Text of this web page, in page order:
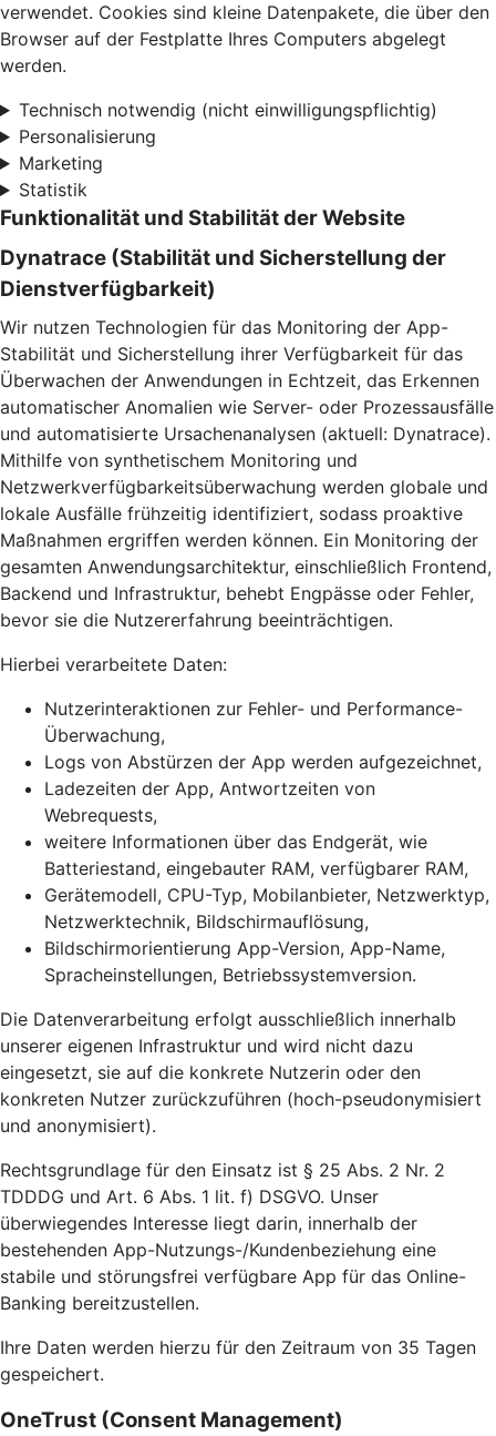
verwendet. Cookies sind kleine Datenpakete, die über den
Browser auf der Festplatte Ihres Computers abgelegt
werden.
Technisch notwendig (nicht einwilligungspflichtig)
Personalisierung
Marketing
Statistik
Funktionalität und Stabilität der Website
Dynatrace (Stabilität und Sicherstellung der
Dienstverfügbarkeit)
Wir nutzen Technologien für das Monitoring der App-
Stabilität und Sicherstellung ihrer Verfügbarkeit für das
Überwachen der Anwendungen in Echtzeit, das Erkennen
automatischer Anomalien wie Server- oder Prozessausfälle
und automatisierte Ursachenanalysen (aktuell: Dynatrace).
Mithilfe von synthetischem Monitoring und
Netzwerkverfügbarkeitsüberwachung werden globale und
lokale Ausfälle frühzeitig identifiziert, sodass proaktive
Maßnahmen ergriffen werden können. Ein Monitoring der
gesamten Anwendungsarchitektur, einschließlich Frontend,
Backend und Infrastruktur, behebt Engpässe oder Fehler,
bevor sie die Nutzererfahrung beeinträchtigen.
Hierbei verarbeitete Daten:
Nutzerinteraktionen zur Fehler- und Performance-
Überwachung,
Logs von Abstürzen der App werden aufgezeichnet,
Ladezeiten der App, Antwortzeiten von
Webrequests,
weitere Informationen über das Endgerät, wie
Batteriestand, eingebauter RAM, verfügbarer RAM,
Gerätemodell, CPU-Typ, Mobilanbieter, Netzwerktyp,
Netzwerktechnik, Bildschirmauflösung,
Bildschirmorientierung App-Version, App-Name,
Spracheinstellungen, Betriebssystemversion.
Die Datenverarbeitung erfolgt ausschließlich innerhalb
unserer eigenen Infrastruktur und wird nicht dazu
eingesetzt, sie auf die konkrete Nutzerin oder den
konkreten Nutzer zurückzuführen (hoch-pseudonymisiert
und anonymisiert).
Rechtsgrundlage für den Einsatz ist § 25 Abs. 2 Nr. 2
TDDDG und Art. 6 Abs. 1 lit. f) DSGVO. Unser
überwiegendes Interesse liegt darin, innerhalb der
bestehenden App-Nutzungs-/Kundenbeziehung eine
stabile und störungsfrei verfügbare App für das Online-
Banking bereitzustellen.
Ihre Daten werden hierzu für den Zeitraum von 35 Tagen
gespeichert.
OneTrust (Consent Management)